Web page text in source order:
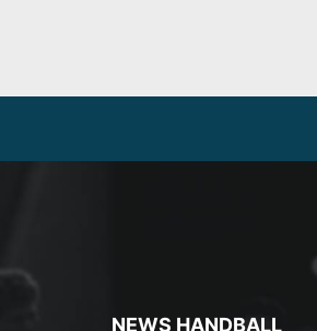
NEWS HANDBALL